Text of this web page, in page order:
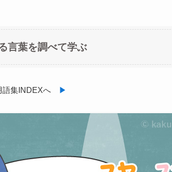
言葉を調べて学ぶ
語集INDEXへ ▶